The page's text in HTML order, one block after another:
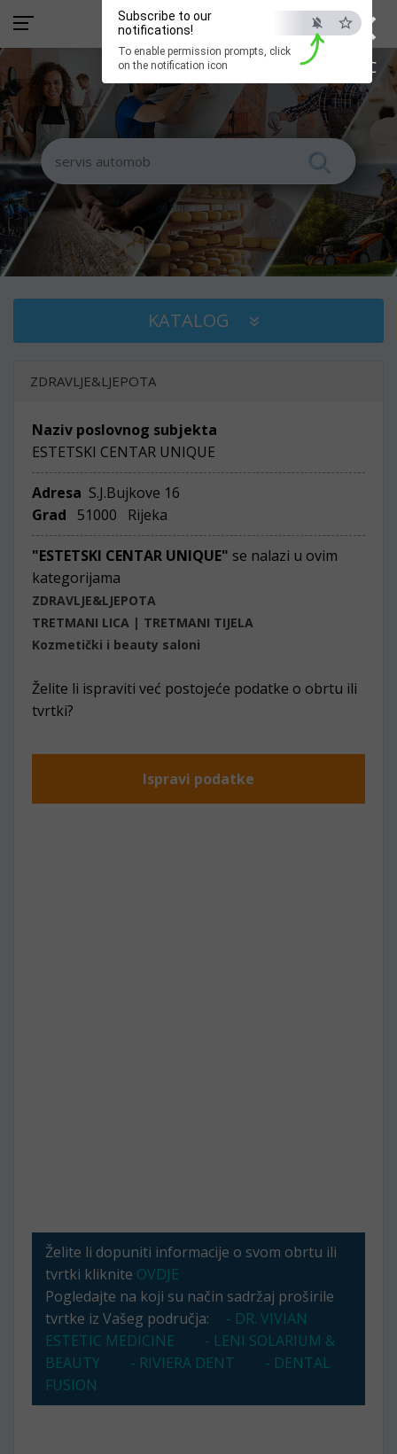
×
ESC
Subscribe to our
notifications!
To enable permission prompts, click
on the notification icon
KATALOG
ZDRAVLJE&LJEPOTA
Naziv poslovnog subjekta
ESTETSKI CENTAR UNIQUE
Adresa S.J.Bujkove 16
Grad
51000 Rijeka
"ESTETSKI CENTAR UNIQUE" se nalazi u ovim
kategorijama
ZDRAVLJE&LJEPOTA
TRETMANI LICA | TRETMANI TIJELA
Kozmetički i beauty saloni
Želite li ispraviti već postojeće podatke o obrtu ili
tvrtki?
Ispravi podatke
Želite li dopuniti informacije o svom obrtu ili
tvrtki kliknite OVDJE
Pogledajte na koji su način sadržaj proširile
tvrtke iz Vašeg područja:
- DR. VIVIAN
ESTETIC MEDICINE
- LENI SOLARIUM &
BEAUTY
- RIVIERA DENT
- DENTAL
FUSION